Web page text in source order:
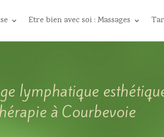
Etre bien avec soi : Massages
lymphatique
à Courbevoie